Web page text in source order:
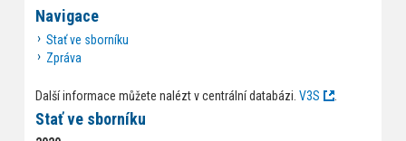
Navigace
Stať ve sborníku
Zpráva
Další informace můžete nalézt v centrální databázi. V3S .
Stať ve sborníku